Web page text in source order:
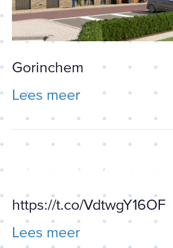
Gorinchem
Lees meer
https://t.co/
https://t.co/VdtwgY16OF
Lees meer